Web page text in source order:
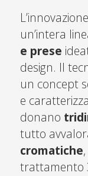
un’intera
e prese
design. Il
un concept
e
donano
tutto
cromatiche
trattamento